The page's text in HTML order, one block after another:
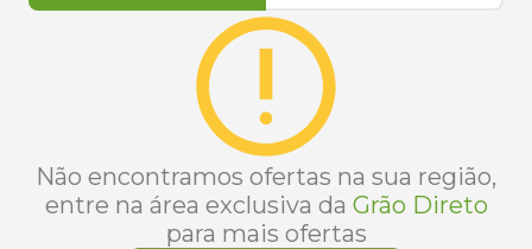
Não encontramos ofertas na sua região,
entre na área exclusiva da Grão Direto
para mais ofertas